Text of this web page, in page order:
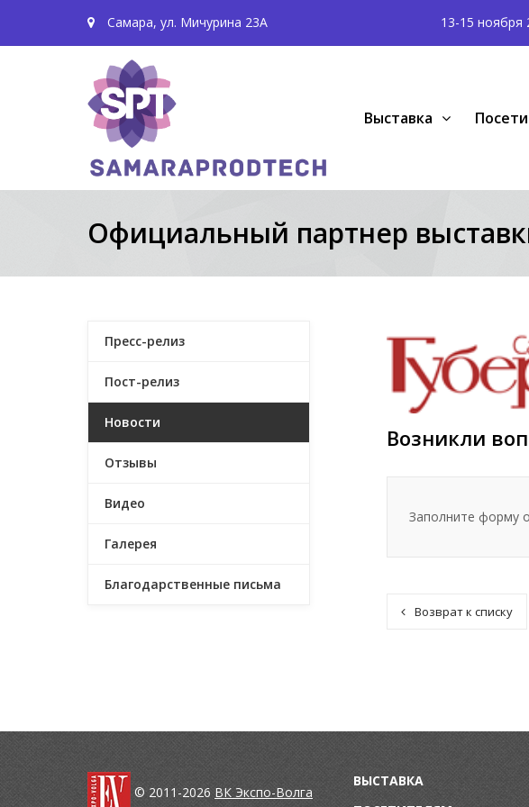
Самара, ул. Мичурина 23А 13-15 ноября
Выставка
Официальный партнер
Возникли
Заполните форму
Возврат к списку
Пресс-релиз
Пост-релиз
Новости
Отзывы
Видео
Галерея
Благодарственные письма
ВЫСТАВКА
© 2011-2026 ВК Экспо-Волга